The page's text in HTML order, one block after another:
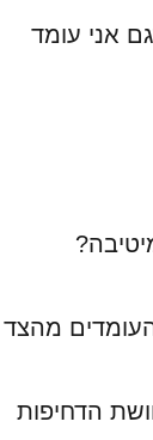
אני עומד
מהצד
הדחיפות